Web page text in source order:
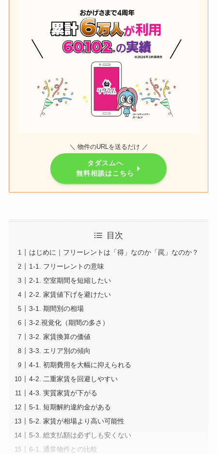
＼ 物件のURLを送るだけ ／
タダスムへ
無料相談はこちら
目次
はじめに｜フリーレントは「得」なのか「罠」なのか？
1-1. フリーレントの意味
2-1. 空室期間を短縮したい
2-2. 家賃値下げを避けたい
3-1. 期間別の相場
3-2.視覚化（期間の多さ）
3-2. 家賃換算の価値
3-3. エリア別の傾向
4-1. 初期費用を大幅に抑えられる
4-2. 二重家賃を回避しやすい
4-3. 実質家賃が下がる
5-1. 短期解約違約金がある
5-2. 家賃が相場より高い可能性
5-3. 総支払額は必ずしも安くない
6-1. 通常物件との比較